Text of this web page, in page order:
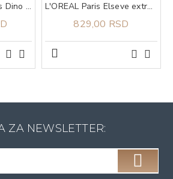
DAFIKO Dentosaurus Dino cal 460g L'OREAL Paris Elseve extraordinary oil coco maska 300 ml
829,00 RSD
ZA NEWSLETTER: